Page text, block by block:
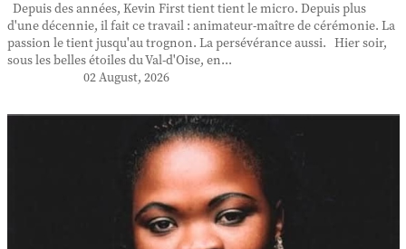
Depuis des années, Kevin First tient tient le micro. Depuis plus
d'une décennie, il fait ce travail : animateur-maître de cérémonie. La
passion le tient jusqu'au trognon. La persévérance aussi. Hier soir,
sous les belles étoiles du Val-d'Oise, en...
02 August, 2026